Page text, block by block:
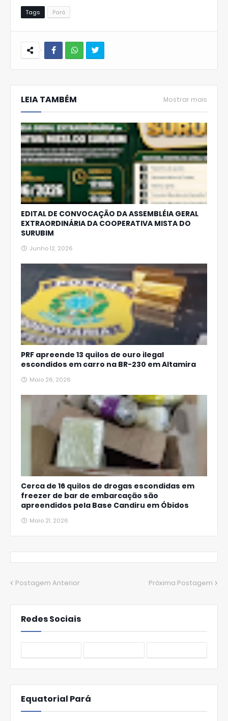
Tags Pará
Ap
LEIA TAMBÉM Mostrar mais
EDITAL DE CONVOCAÇÃO DA ASSEMBLÉIA GERAL
EXTRAORDINÁRIA DA COOPERATIVA MISTA DO
SURUBIM
Junho 12, 2026
PRF apreende 13 quilos de ouro ilegal
escondidos em carro na BR-230 em Altamira
Maio 26, 2026
Cerca de 16 quilos de drogas escondidas em
freezer de bar de embarcação são
apreendidos pela Base Candiru em Óbidos
Maio 21, 2026
Postagem Anterior Próxima Postagem
Redes Sociais
Equatorial Pará